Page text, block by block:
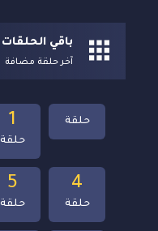
باقي الحلقات
آخر حلقة مضافة
5
حلقة
4
حلقة
1
حلقة
حلقة